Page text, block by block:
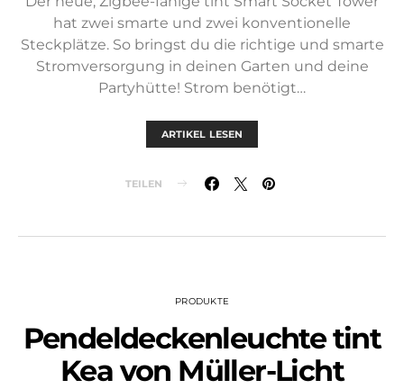
hat zwei smarte und zwei konventionelle
Steckplätze. So bringst du die richtige und smarte
Stromversorgung in deinen Garten und deine
Partyhütte! Strom benötigt…
ARTIKEL LESEN
TEILEN
PRODUKTE
Pendeldeckenleuchte tint
Kea von Müller-Licht